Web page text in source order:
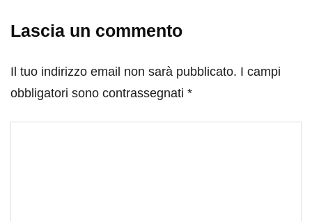
Lascia un commento
Il tuo indirizzo email non sarà pubblicato. I campi
obbligatori sono contrassegnati *